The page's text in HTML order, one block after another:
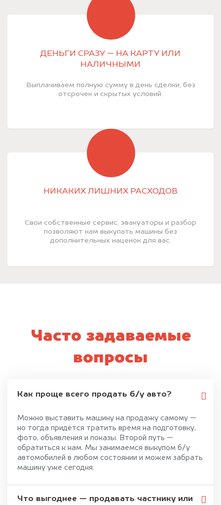
ДЕНЬГИ СРАЗУ — НА КАРТУ ИЛИ
НАЛИЧНЫМИ
Выплачиваем полную сумму в день сделки, без
отсрочек и скрытых условий.
НИКАКИХ ЛИШНИХ РАСХОДОВ
Свои собственные сервис, эвакуаторы и разбор
позволяют нам выкупать машины без
дополнительных наценок для вас.
Часто задаваемые
вопросы
Как проще всего продать б/у авто?
Можно выставить машину на продажу самому —
но тогда придётся тратить время на подготовку,
фото, объявления и показы. Второй путь —
обратиться к нам. Мы занимаемся выкупом б/у
автомобилей в любом состоянии и можем забрать
машину уже сегодня.
Что выгоднее — продавать частнику или